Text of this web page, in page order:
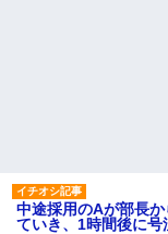
中途採用のAが部長
ていき、1時間後に